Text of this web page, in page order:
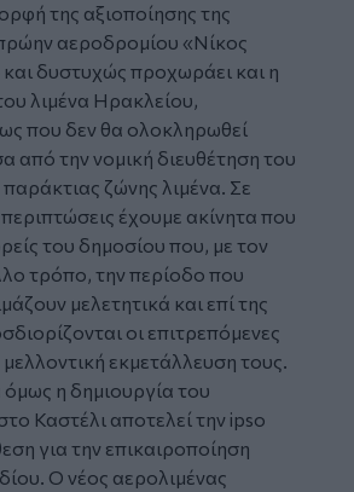
της αξιοποίησης της
αεροδρομίου «Νίκος
δυστυχώς προχωράει και η
λιμένα Ηρακλείου,
που δεν θα ολοκληρωθεί
από την νομική διευθέτηση του
ζώνης λιμένα. Σε
περιπτώσεις έχουμε ακίνητα που
του δημοσίου που, με τον
τρόπο, την περίοδο που
μελετητικά και επί της
οι επιτρεπόμενες
μελλοντική εκμετάλλευση τους.
η δημιουργία του
Καστέλι αποτελεί την ipso
για την επικαιροποίηση
Ο νέος αερολιμένας